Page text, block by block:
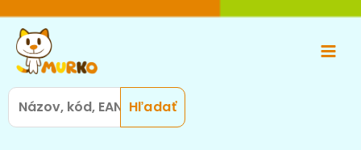
obsah
Main
Search
for: